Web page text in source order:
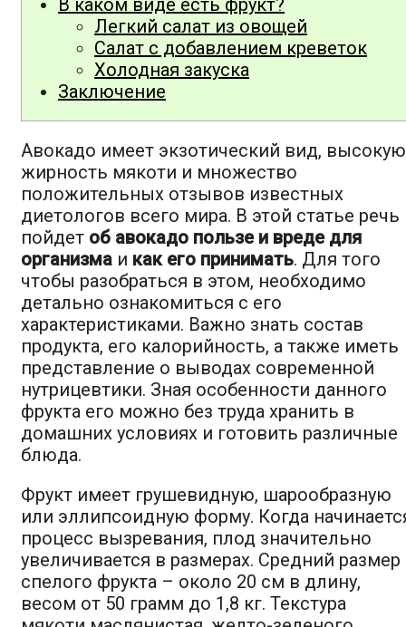
В каком виде есть фрукт?
Легкий салат из овощей
Салат с добавлением креветок
Холодная закуска
Заключение
Авокадо имеет экзотический вид, высокую
жирность мякоти и множество
положительных отзывов известных
диетологов всего мира. В этой статье речь
пойдет об авокадо пользе и вреде для
организма и как его принимать. Для того
чтобы разобраться в этом, необходимо
детально ознакомиться с его
характеристиками. Важно знать состав
продукта, его калорийность, а также иметь
представление о выводах современной
нутрицевтики. Зная особенности данного
фрукта его можно без труда хранить в
домашних условиях и готовить различные
блюда.
Фрукт имеет грушевидную, шарообразную
или эллипсоидную форму. Когда
процесс вызревания, плод значительно
увеличивается в размерах. Средний размер
спелого фрукта – около 20 см в длину,
весом от 50 грамм до 1,8 кг. Текстура